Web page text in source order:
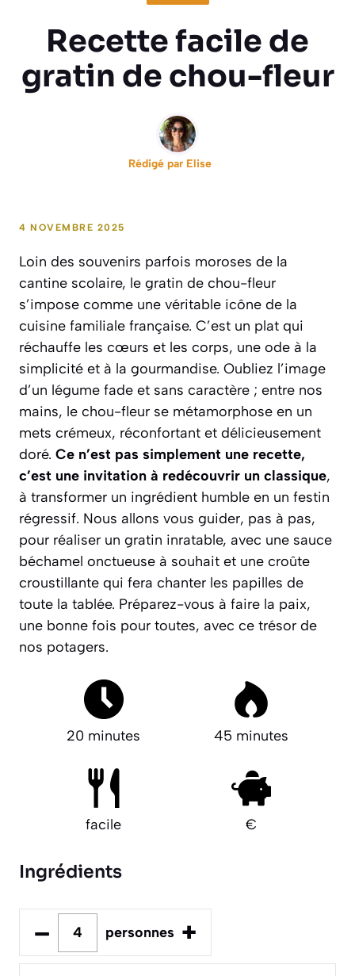
Recette facile de
gratin de chou-fleur
Rédigé par Elise
4 NOVEMBRE 2025
Loin des souvenirs parfois moroses de la
cantine scolaire, le gratin de chou-fleur
s’impose comme une véritable icône de la
cuisine familiale française. C’est un plat qui
réchauffe les cœurs et les corps, une ode à la
simplicité et à la gourmandise. Oubliez l’image
d’un légume fade et sans caractère ; entre nos
mains, le chou-fleur se métamorphose en un
mets crémeux, réconfortant et délicieusement
doré. Ce n’est pas simplement une recette,
c’est une invitation à redécouvrir un classique,
à transformer un ingrédient humble en un festin
régressif. Nous allons vous guider, pas à pas,
pour réaliser un gratin inratable, avec une sauce
béchamel onctueuse à souhait et une croûte
croustillante qui fera chanter les papilles de
toute la tablée. Préparez-vous à faire la paix,
une bonne fois pour toutes, avec ce trésor de
nos potagers.
20 minutes 45 minutes
facile €
Ingrédients
– personnes +